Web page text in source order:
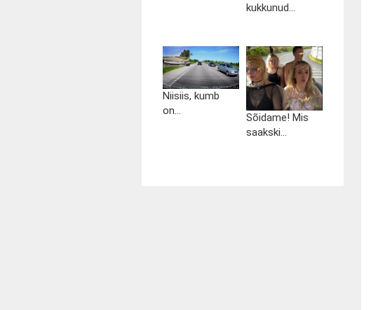
kukkunud...
Niisiis, kumb
on...
Sõidame! Mis
saakski...